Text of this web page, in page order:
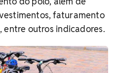
faturamento
entre outros indicadores.